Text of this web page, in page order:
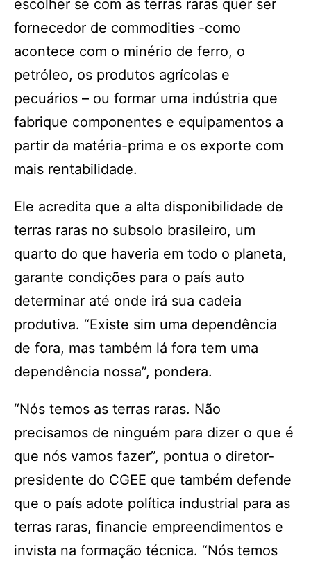
escolher se com as terras raras quer ser
fornecedor de commodities -como
acontece com o minério de ferro, o
petróleo, os produtos agrícolas e
pecuários – ou formar uma indústria que
fabrique componentes e equipamentos a
partir da matéria-prima e os exporte com
mais rentabilidade.
Ele acredita que a alta disponibilidade de
terras raras no subsolo brasileiro, um
quarto do que haveria em todo o planeta,
garante condições para o país auto
determinar até onde irá sua cadeia
produtiva. “Existe sim uma dependência
de fora, mas também lá fora tem uma
dependência nossa”, pondera.
“Nós temos as terras raras. Não
precisamos de ninguém para dizer o que é
que nós vamos fazer”, pontua o diretor-
presidente do CGEE que também defende
que o país adote política industrial para as
terras raras, financie empreendimentos e
invista na formação técnica. “Nós temos